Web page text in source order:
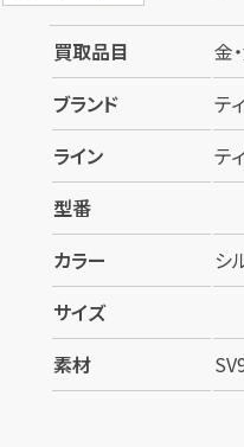
買取品目
金
ブランド
テ
ライン
テ
型番
カラー
シ
サイズ
素材